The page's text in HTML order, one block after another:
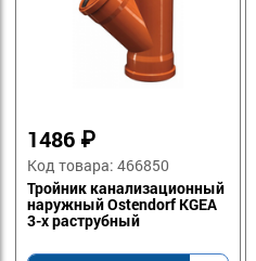
1486 ₽
Код товара: 466850
Тройник канализационный
наружный Ostendorf KGEA
3-х раструбный